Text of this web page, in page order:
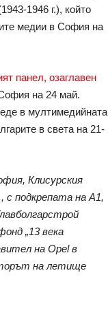
1946 г.), който
медии в София на
панел, озаглавен
на 24 май.
в мултимедийната
в света на 21-
Клисурския
с подкрепата на А1,
„13 века
на Opel в
на летище